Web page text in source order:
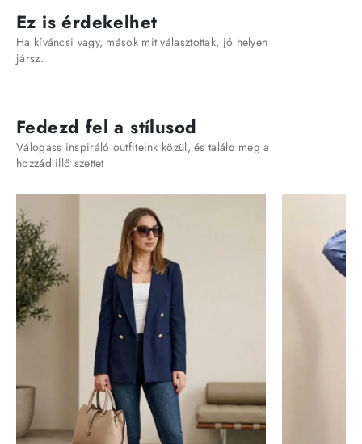
Ez is érdekelhet
Ha kíváncsi vagy, mások mit választottak, jó helyen
jársz.
Fedezd fel a stílusod
Válogass inspiráló outfiteink közül, és találd meg a
hozzád illő szettet